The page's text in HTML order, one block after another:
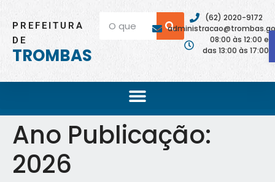
PREFEITURA
DE
TROMBAS
(62) 2020-9172
08:00 às 12:00 e
das 13:00 às 17:00
Ano Publicação:
2026